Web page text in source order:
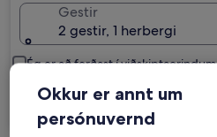
Gestir
2 gestir, 1 herbergi
Ég er að ferðast í viðskiptaerindum
Leita
Okkur er annt um
persónuvernd